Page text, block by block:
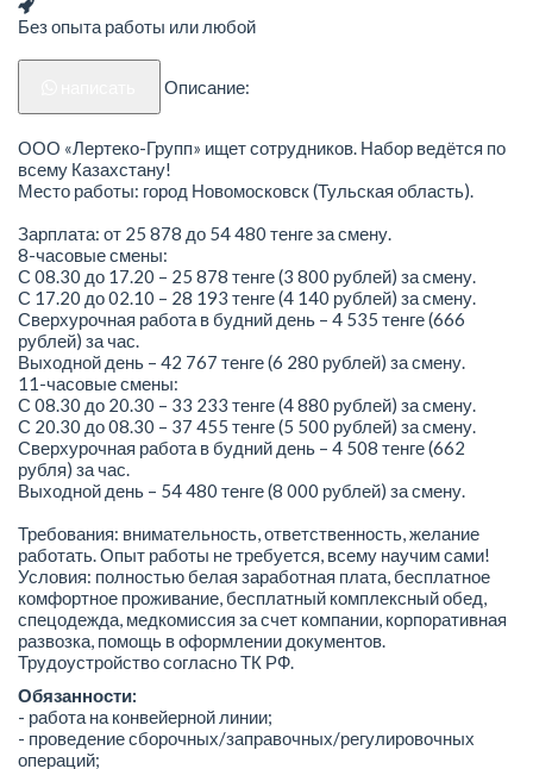
Без опыта работы или любой
Описание:
ООО «Лертеко-Групп» ищет сотрудников. Набор ведётся по
всему Казахстану!
Место работы: город Новомосковск (Тульская область).
Зарплата: от 25 878 до 54 480 тенге за смену.
8-часовые смены:
С 08.30 до 17.20 – 25 878 тенге (3 800 рублей) за смену.
С 17.20 до 02.10 – 28 193 тенге (4 140 рублей) за смену.
Сверхурочная работа в будний день – 4 535 тенге (666
рублей) за час.
Выходной день – 42 767 тенге (6 280 рублей) за смену.
11-часовые смены:
С 08.30 до 20.30 – 33 233 тенге (4 880 рублей) за смену.
С 20.30 до 08.30 – 37 455 тенге (5 500 рублей) за смену.
Сверхурочная работа в будний день – 4 508 тенге (662
рубля) за час.
Выходной день – 54 480 тенге (8 000 рублей) за смену.
Требования: внимательность, ответственность, желание
работать. Опыт работы не требуется, всему научим сами!
Условия: полностью белая заработная плата, бесплатное
комфортное проживание, бесплатный комплексный обед,
спецодежда, медкомиссия за счет компании, корпоративная
развозка, помощь в оформлении документов.
Трудоустройство согласно ТК РФ.
Обязанности:
- работа на конвейерной линии;
- проведение сборочных/заправочных/регулировочных
операций;